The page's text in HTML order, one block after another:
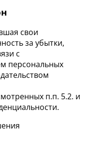
свои
за убытки,
с
персональных
п.п. 5.2. и